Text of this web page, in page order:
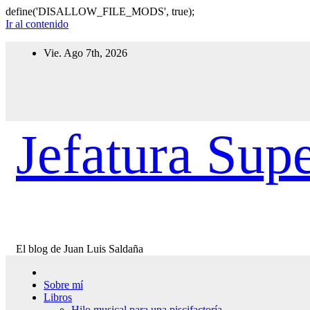
define('DISALLOW_FILE_MODS', true);
Ir al contenido
Vie. Ago 7th, 2026
Jefatura
El blog de Juan Luis Saldaña
Sobre mí
Libros